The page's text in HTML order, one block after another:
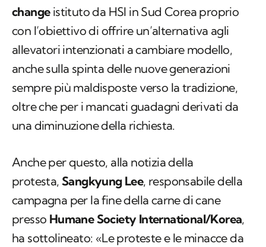
changeistituto da HSI in Sud Corea proprio
con l’obiettivo di offrire un’alternativa agli
allevatori intenzionati a cambiare modello,
anche sulla spinta delle nuove generazioni
sempre più maldisposte verso la tradizione,
oltre che per i mancati guadagni derivati da
una diminuzione della richiesta.
Anche per questo, alla notizia della
protesta,Sangkyung Lee, responsabile della
campagna per la fine della carne di cane
presso Humane Society International/Korea,
ha sottolineato: «Le proteste e le minacce da